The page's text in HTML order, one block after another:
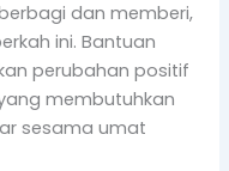
dan memberi,
ini. Bantuan
perubahan positif
membutuhkan
sesama umat